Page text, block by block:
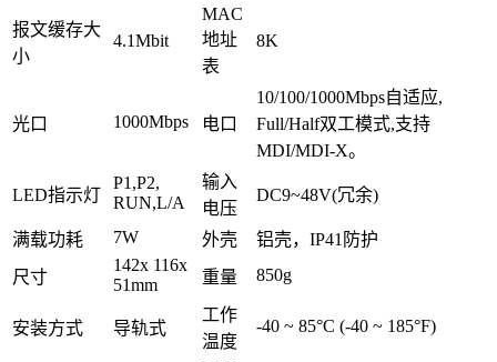
报文缓存大
小
4.1Mbit
MAC
地址
表
8K
光口 1000Mbps 电口
10/100/1000Mbps自适应,
Full/Half双工模式,支持
MDI/MDI-X。
LED指示灯
P1,P2,
RUN,L/A
输入
电压
DC9~48V(冗余)
满载功耗 7W 外壳
铝壳，IP41防护
尺寸
142x 116x
51mm
重量 850g
安装方式 导轨式
工作
温度
-40 ~ 85°C (-40 ~ 185°F)